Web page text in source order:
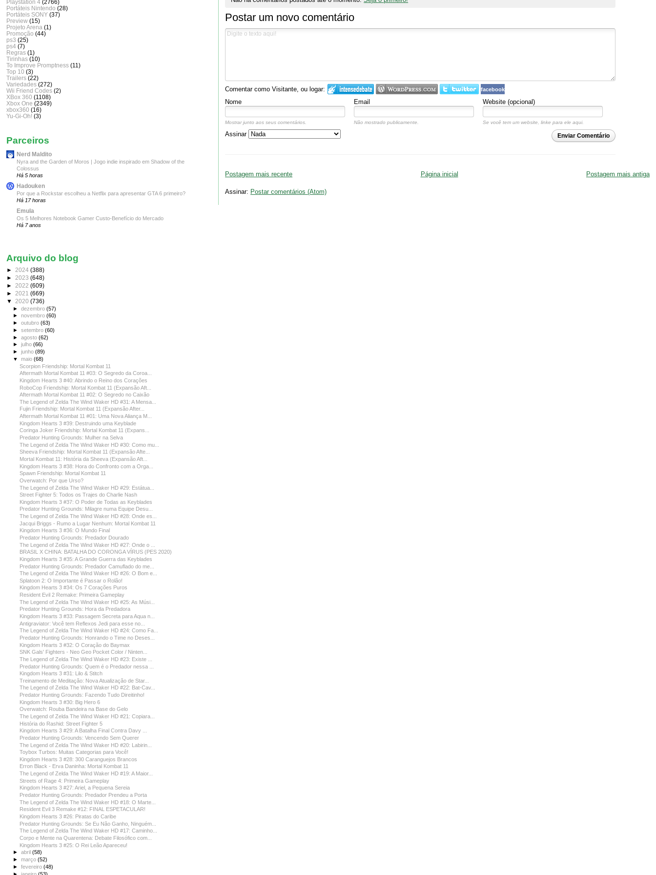
Postar um novo comentário
Comentar como Visitante, ou logar: facebook
Nome Email Website (opcional)
Mostrar junto aos seus comentários. Não mostrado publicamente. Se você tem um website, linke para ele aqui.
Enviar Comentário
Assinar
Postagem mais recente Postagem mais antiga
Página inicial
Assinar: Postar comentários (Atom)
Playstation 4 (2766)
Portáteis Nintendo (28)
Portáteis SONY (37)
Preview (15)
Projeto Arena (1)
Promoção (44)
ps3 (25)
ps4 (7)
Regras (1)
Tirinhas (10)
To Improve Promptness (11)
Top 10 (3)
Trailers (22)
Variedades (272)
Wii Friend Codes (2)
XBox 360 (1108)
Xbox One (2349)
xbox360 (16)
Yu-Gi-Oh! (3)
Parceiros
Nerd Maldito
Nyra and the Garden of Moros | Jogo indie inspirado em Shadow of the
Colossus
Há 5 horas
Hadouken
Por que a Rockstar escolheu a Netflix para apresentar GTA 6 primeiro?
Há 17 horas
Emula
Os 5 Melhores Notebook Gamer Custo-Benefício do Mercado
Há 7 anos
Arquivo do blog
► 2024 (388)
► 2023 (648)
► 2022 (609)
► 2021 (669)
▼ 2020 (736)
►dezembro(57)
►novembro(60)
►outubro(63)
►setembro(60)
►agosto(62)
►julho(66)
►junho(89)
▼maio(68)
Scorpion Friendship: Mortal Kombat 11
Aftermath Mortal Kombat 11 #03: O Segredo da Coroa...
Kingdom Hearts 3 #40: Abrindo o Reino dos Corações
RoboCop Friendship: Mortal Kombat 11 (Expansão Aft...
Aftermath Mortal Kombat 11 #02: O Segredo no Caixão
The Legend of Zelda The Wind Waker HD #31: A Mensa...
Fujin Friendship: Mortal Kombat 11 (Expansão After...
Aftermath Mortal Kombat 11 #01: Uma Nova Aliança M...
Kingdom Hearts 3 #39: Destruindo uma Keyblade
Coringa Joker Friendship: Mortal Kombat 11 (Expans...
Predator Hunting Grounds: Mulher na Selva
The Legend of Zelda The Wind Waker HD #30: Como mu...
Sheeva Friendship: Mortal Kombat 11 (Expansão Afte...
Mortal Kombat 11: História da Sheeva (Expansão Aft...
Kingdom Hearts 3 #38: Hora do Confronto com a Orga...
Spawn Friendship: Mortal Kombat 11
Overwatch: Por que Urso?
The Legend of Zelda The Wind Waker HD #29: Estátua...
Street Fighter 5: Todos os Trajes do Charlie Nash
Kingdom Hearts 3 #37: O Poder de Todas as Keyblades
Predator Hunting Grounds: Milagre numa Equipe Desu...
The Legend of Zelda The Wind Waker HD #28: Onde es...
Jacqui Briggs - Rumo a Lugar Nenhum: Mortal Kombat 11
Kingdom Hearts 3 #36: O Mundo Final
Predator Hunting Grounds: Predador Dourado
The Legend of Zelda The Wind Waker HD #27: Onde o ...
BRASIL X CHINA: BATALHA DO CORONGA VÍRUS (PES 2020)
Kingdom Hearts 3 #35: A Grande Guerra das Keyblades
Predator Hunting Grounds: Predador Camuflado do me...
The Legend of Zelda The Wind Waker HD #26: O Bom e...
Splatoon 2: O Importante é Passar o Rolão!
Kingdom Hearts 3 #34: Os 7 Corações Puros
Resident Evil 2 Remake: Primeira Gameplay
The Legend of Zelda The Wind Waker HD #25: As Músi...
Predator Hunting Grounds: Hora da Predadora
Kingdom Hearts 3 #33: Passagem Secreta para Aqua n...
Antigraviator: Você tem Reflexos Jedi para esse no...
The Legend of Zelda The Wind Waker HD #24: Como Fa...
Predator Hunting Grounds: Honrando o Time no Deses...
Kingdom Hearts 3 #32: O Coração do Baymax
SNK Gals' Fighters - Neo Geo Pocket Color / Ninten...
The Legend of Zelda The Wind Waker HD #23: Existe ...
Predator Hunting Grounds: Quem é o Predador nessa ...
Kingdom Hearts 3 #31: Lilo & Stitch
Treinamento de Meditação: Nova Atualização de Star...
The Legend of Zelda The Wind Waker HD #22: Bat-Cav...
Predator Hunting Grounds: Fazendo Tudo Direitinho!
Kingdom Hearts 3 #30: Big Hero 6
Overwatch: Rouba Bandeira na Base do Gelo
The Legend of Zelda The Wind Waker HD #21: Copiara...
História do Rashid: Street Fighter 5
Kingdom Hearts 3 #29: A Batalha Final Contra Davy ...
Predator Hunting Grounds: Vencendo Sem Querer
The Legend of Zelda The Wind Waker HD #20: Labirin...
Toybox Turbos: Muitas Categorias para Você!
Kingdom Hearts 3 #28: 300 Caranguejos Brancos
Erron Black - Erva Daninha: Mortal Kombat 11
The Legend of Zelda The Wind Waker HD #19: A Maior...
Streets of Rage 4: Primeira Gameplay
Kingdom Hearts 3 #27: Ariel, a Pequena Sereia
Predator Hunting Grounds: Predador Prendeu a Porta
The Legend of Zelda The Wind Waker HD #18: O Marte...
Resident Evil 3 Remake #12: FINAL ESPETACULAR!
Kingdom Hearts 3 #26: Piratas do Caribe
Predator Hunting Grounds: Se Eu Não Ganho, Ninguém...
The Legend of Zelda The Wind Waker HD #17: Caminho...
Corpo e Mente na Quarentena: Debate Filosófico com...
Kingdom Hearts 3 #25: O Rei Leão Apareceu!
►abril(58)
►março(52)
►fevereiro(48)